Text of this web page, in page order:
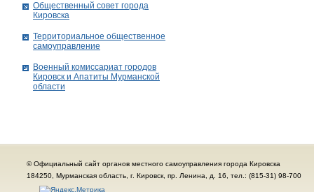
Общественный совет города
Кировска
Территориальное общественное
самоуправление
Военный комиссариат городов
Кировск и Апатиты Мурманской
области
© Официальный сайт органов местного самоуправления города Кировска
184250, Мурманская область, г. Кировск, пр. Ленина, д. 16, тел.: (815-31) 98-700